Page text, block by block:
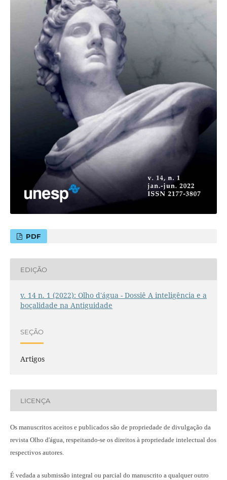
PDF
EDIÇÃO
v. 14 n. 1 (2022): Olho d'água - Dossiê A inteligência e a
boçalidade na Antiguidade
SEÇÃO
Artigos
LICENÇA
Os manuscritos aceitos e publicados são de propriedade de divulgação da
revista Olho d'água, respeitando-se os direitos à propriedade intelectual dos
respectivos autores.
É vedada a submissão integral ou parcial do manuscrito a qualquer outro